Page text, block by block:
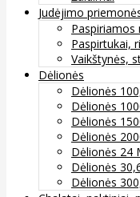
Judėjimo
Paspiriamos
Paspirtukai,
Vaikštynės,
Dėlionės
Dėlionės
Dėlionės
Dėlionės
Dėlionės
Dėlionės 24
Dėlionės
Dėlionės